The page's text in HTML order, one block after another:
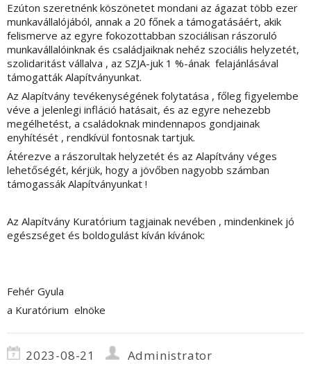
Ezúton szeretnénk köszönetet mondani az ágazat több ezer
munkavállalójából, annak a 20 főnek a támogatásáért, akik
felismerve az egyre fokozottabban szociálisan rászoruló
munkavállalóinknak és családjaiknak nehéz szociális helyzetét,
szolidaritást vállalva , az SZJA-juk 1 %-ának felajánlásával
támogatták Alapítványunkat.
Az Alapítvány tevékenységének folytatása , főleg figyelembe
véve a jelenlegi infláció hatásait, és az egyre nehezebb
megélhetést, a családoknak mindennapos gondjainak
enyhítését , rendkívül fontosnak tartjuk.
Átérezve a rászorultak helyzetét és az Alapítvány véges
lehetőségét, kérjük, hogy a jövőben nagyobb számban
támogassák Alapítványunkat !
Az Alapítvány Kuratórium tagjainak nevében , mindenkinek jó
egészséget és boldogulást kíván kívánok:
Fehér Gyula
a Kuratórium elnöke
2023-08-21
Administrator